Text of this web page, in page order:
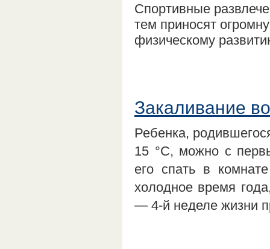
Спортивные
тем приносят
физическому
Закаливание
Ребенка,
15 °С, можно с
его спать в
холодное время
— 4-й неделе жизни